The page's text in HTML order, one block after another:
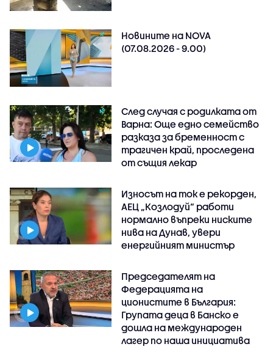
Новините на NOVA
(07.08.2026 - 9.00)
След случая с родилката от
Варна: Още едно семейство
разказа за бременност с
трагичен край, проследена
от същия лекар
Износът на ток е рекорден,
АЕЦ „Козлодуй“ работи
нормално въпреки ниските
нива на Дунав, увери
енергийният министър
Председателят на
Федерацията на
ционистите в България:
Групата деца в Банско е
дошла на международен
лагер по наша инициатива